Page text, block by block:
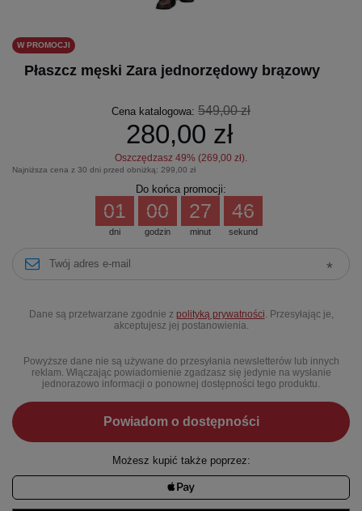
W PROMOCJI
Płaszcz męski Zara jednorzędowy brązowy
Cena katalogowa: 549,00 zł
280,00 zł
Oszczędzasz 49% (269,00 zł).
Najniższa cena z 30 dni przed obniżką: 299,00 zł
Do końca promocji:
dni
01
godzin
00
minut
27
sekund
46
Dane są przetwarzane zgodnie z polityką prywatności . Przesyłając je,
akceptujesz jej postanowienia.
Powyższe dane nie są używane do przesyłania newsletterów lub innych
reklam. Włączając powiadomienie zgadzasz się jedynie na wysłanie
jednorazowo informacji o ponownej dostępności tego produktu.
Powiadom o dostępności
Możesz kupić także poprzez: